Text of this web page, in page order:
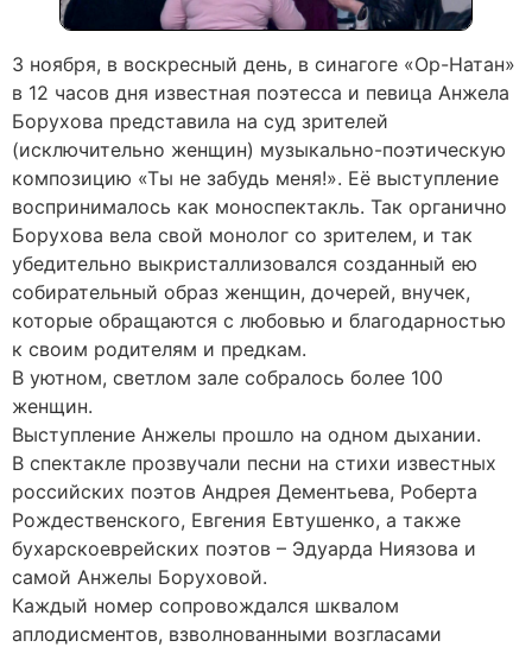
3 ноября, в воскресный день, в синагоге «Ор-Натан»
в 12 часов дня известная поэтесса и певица Анжела
Борухова представила на суд зрителей
(исключительно женщин) музыкально-поэтическую
композицию «Ты не забудь меня!». Её выступление
воспринималось как моноспектакль. Так органично
Борухова вела свой монолог со зрителем, и так
убедительно выкристаллизовался созданный ею
собирательный образ женщин, дочерей, внучек,
которые обращаются с любовью и благодарностью
к своим родителям и предкам.
В уютном, светлом зале собралось более 100
женщин.
Выступление Анжелы прошло на одном дыхании.
В спектакле прозвучали песни на стихи известных
российских поэтов Андрея Дементьева, Роберта
Рождественского, Евгения Евтушенко, а также
бухарскоеврейских поэтов – Эдуарда Ниязова и
самой Анжелы Боруховой.
Каждый номер сопровождался шквалом
аплодисментов, взволнованными возгласами